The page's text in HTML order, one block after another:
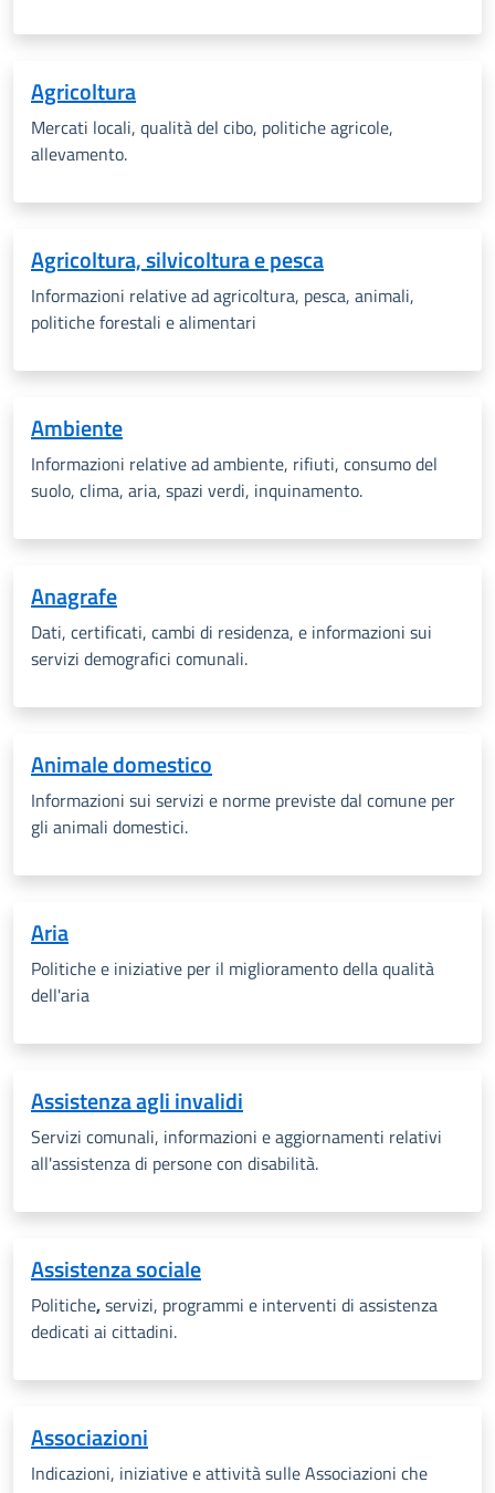
Agricoltura
Mercati locali, qualità del cibo, politiche agricole,
allevamento.
Agricoltura, silvicoltura e pesca
Informazioni relative ad agricoltura, pesca, animali,
politiche forestali e alimentari
Ambiente
Informazioni relative ad ambiente, rifiuti, consumo del
suolo, clima, aria, spazi verdi, inquinamento.
Anagrafe
Dati, certificati, cambi di residenza, e informazioni sui
servizi demografici comunali.
Animale domestico
Informazioni sui servizi e norme previste dal comune per
gli animali domestici.
Aria
Politiche e iniziative per il miglioramento della qualità
dell'aria
Assistenza agli invalidi
Servizi comunali, informazioni e aggiornamenti relativi
all'assistenza di persone con disabilità.
Assistenza sociale
Politiche,servizi, programmi e interventi di assistenza
dedicati ai cittadini.
Associazioni
Indicazioni, iniziative e attività sulle Associazioni che